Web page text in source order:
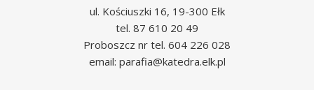
ul. Kościuszki 16, 19-300 Ełk
tel. 87 610 20 49
Proboszcz nr tel. 604 226 028
email: parafia@katedra.elk.pl